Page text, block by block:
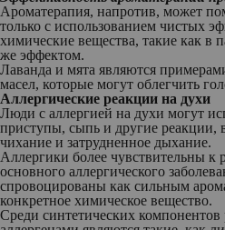
Ароматерапия, напротив, может
только с использованием чистых
химические вещества, такие как в
же эффектом.
Лаванда и мята являются
масел, которые могут облегчить
Аллергические реакции на духи
Люди с аллергией на духи могут
приступы, сыпь и другие реакции,
чихание и затрудненное дыхание.
Аллергики более чувствительны к
основного аллергического
спровоцированы как сильным
конкретное химическое вещество.
Среди синтетических